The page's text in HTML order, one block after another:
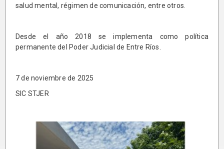
salud mental, régimen de comunicación, entre otros.
Desde el año 2018 se implementa como política
permanente del Poder Judicial de Entre Ríos.
7 de noviembre de 2025
SIC STJER